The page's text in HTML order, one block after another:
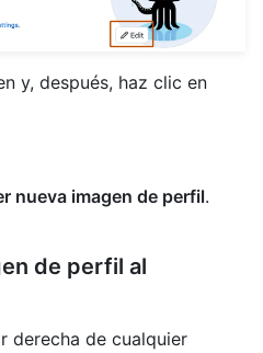
y, después, haz clic en
nueva imagen de perfil.
de perfil al
derecha de cualquier